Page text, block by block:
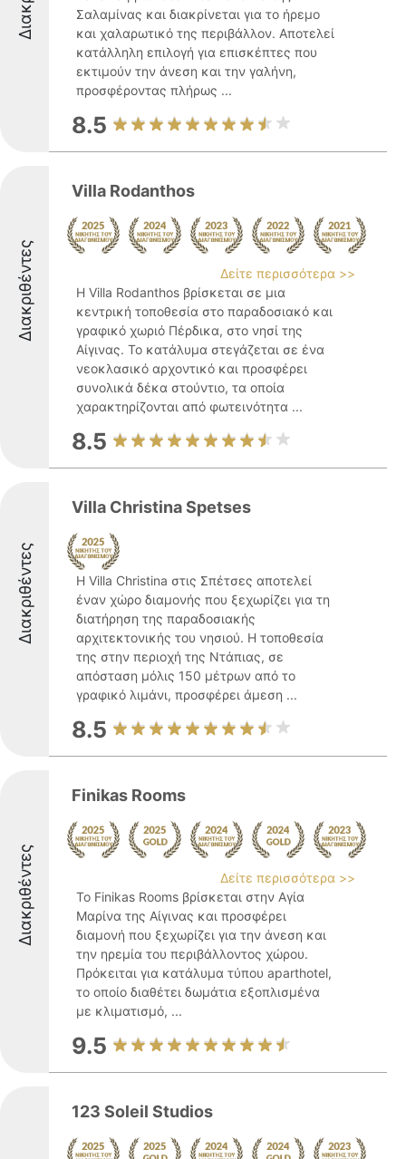
Σαλαμίνας και διακρίνεται για το ήρεμο
και χαλαρωτικό της περιβάλλον. Αποτελεί
κατάλληλη επιλογή για επισκέπτες που
εκτιμούν την άνεση και την γαλήνη,
προσφέροντας πλήρως ...
8.5
Διακριθέντες
Villa Rodanthos
Δείτε περισσότερα >>
Η Villa Rodanthos βρίσκεται σε μια
κεντρική τοποθεσία στο παραδοσιακό και
γραφικό χωριό Πέρδικα, στο νησί της
Αίγινας. Το κατάλυμα στεγάζεται σε ένα
νεοκλασικό αρχοντικό και προσφέρει
συνολικά δέκα στούντιο, τα οποία
χαρακτηρίζονται από φωτεινότητα ...
8.5
Διακριθέντες
Villa Christina Spetses
Η Villa Christina στις Σπέτσες αποτελεί
έναν χώρο διαμονής που ξεχωρίζει για τη
διατήρηση της παραδοσιακής
αρχιτεκτονικής του νησιού. Η τοποθεσία
της στην περιοχή της Ντάπιας, σε
απόσταση μόλις 150 μέτρων από το
γραφικό λιμάνι, προσφέρει άμεση ...
8.5
Διακριθέντες
Finikas Rooms
Δείτε περισσότερα >>
Το Finikas Rooms βρίσκεται στην Αγία
Μαρίνα της Αίγινας και προσφέρει
διαμονή που ξεχωρίζει για την άνεση και
την ηρεμία του περιβάλλοντος χώρου.
Πρόκειται για κατάλυμα τύπου aparthotel,
το οποίο διαθέτει δωμάτια εξοπλισμένα
με κλιματισμό, ...
9.5
123 Soleil Studios